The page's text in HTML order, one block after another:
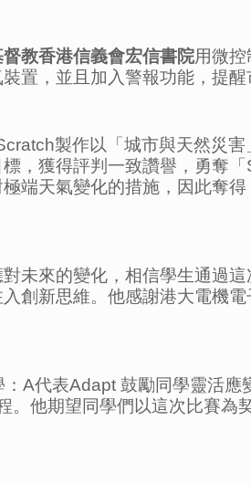
督教香港信義會宏信書院用微控
置，並且加入警報功能，提醒
製作以「城市與天然災
，獲得評判一致讚譽，勇奪
端天氣變化的措施，因此奪
未來的變化，相信學生通過
創新思維。他感謝港大電機
A代表Adapt 鼓勵同學靈活應
他期望同學們以這次比賽為